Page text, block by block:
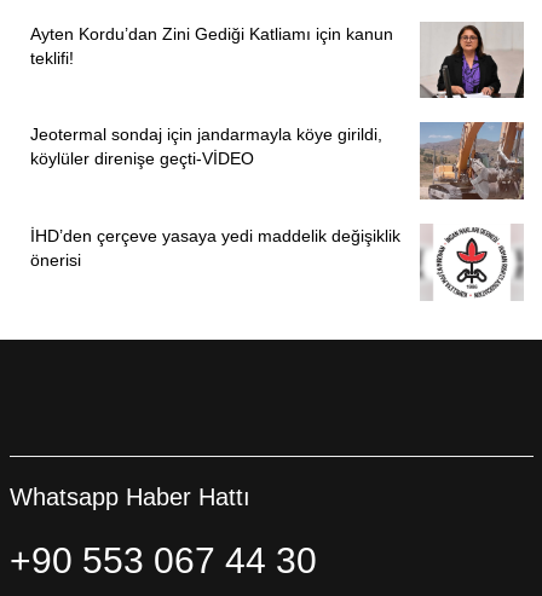
Ayten Kordu’dan Zini Gediği Katliamı için kanun
teklifi!
Jeotermal sondaj için jandarmayla köye girildi,
köylüler direnişe geçti-VİDEO
İHD’den çerçeve yasaya yedi maddelik değişiklik
önerisi
Whatsapp Haber Hattı
+90 553 067 44 30